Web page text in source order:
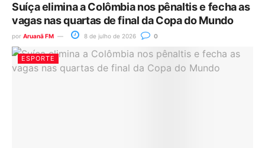
Suíça elimina a Colômbia nos pênaltis e fecha as
vagas nas quartas de final da Copa do Mundo
por Aruanã FM 8 de julho de 2026 0
ESPORTE